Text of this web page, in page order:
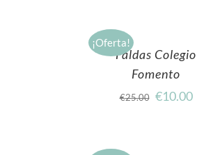
¡Oferta!
Faldas Colegio
Fomento
€25.00 €10.00